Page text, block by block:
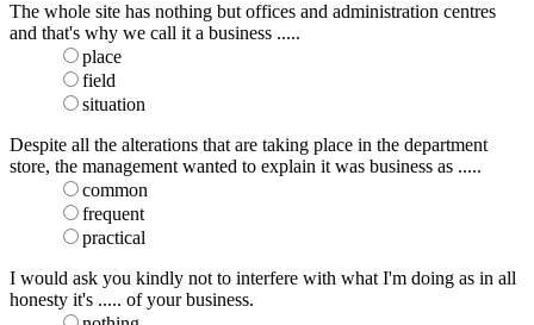
The whole site has nothing but offices and administration centres
and that's why we call it a business .....
place
field
situation
Despite all the alterations that are taking place in the department
store, the management wanted to explain it was business as .....
common
frequent
practical
I would ask you kindly not to interfere with what I'm doing as in all
honesty it's ..... of your business.